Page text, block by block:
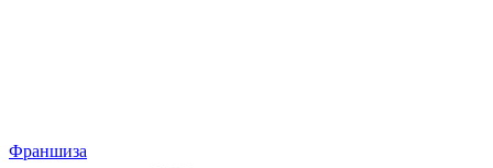
Франшиза